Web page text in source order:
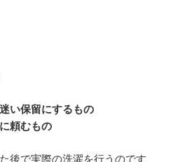
い保留にするもの
頼むもの
後で実際の洗濯を行うのです